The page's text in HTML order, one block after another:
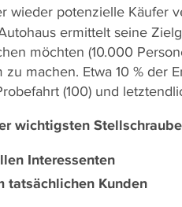
potenzielle Käufer
ermittelt seine
möchten (10.000
machen. Etwa 10 % der
(100) und
wichtigsten
Interessenten
tatsächlichen Kunden